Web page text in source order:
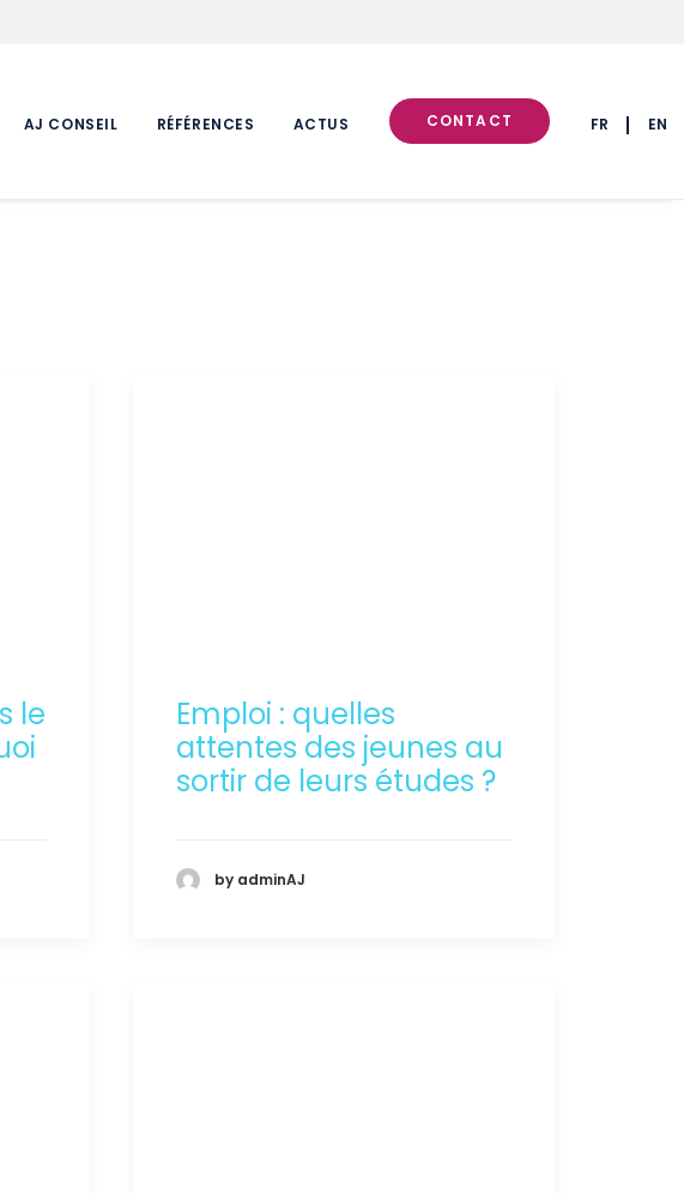
AJ CONSEIL RÉFÉRENCES ACTUS CONTACT FR EN
le
Emploi : quelles
attentes des jeunes au
sortir de leurs études ?
by adminAJ